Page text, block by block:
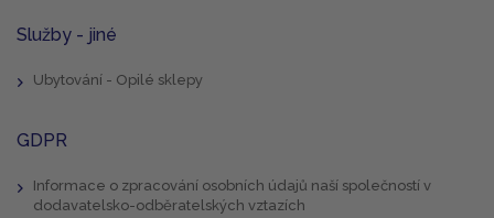
Služby - jiné
Ubytování - Opilé sklepy
GDPR
Informace o zpracování osobních údajů naší společností v
dodavatelsko-odběratelských vztazích